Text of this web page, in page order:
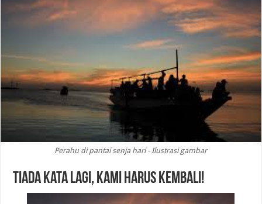
Perahu di pantai senja hari - Ilustrasi gambar
Tiada Kata Lagi, Kami Harus Kembali!